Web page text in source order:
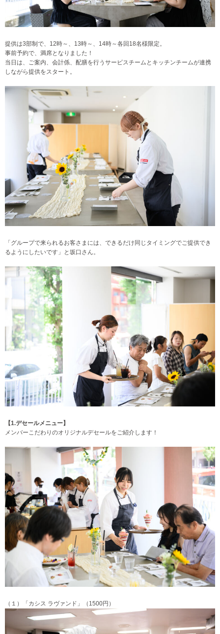
提供は3部制で、12時～、13時～、14時～各回18名様限定。
事前予約で、満席となりました！
当日は、ご案内、会計係、配膳を行うサービスチームとキッチンチームが連携
しながら提供をスタート。
「グループで来られるお客さまには、できるだけ同じタイミングでご提供でき
るようにしたいです」と坂口さん。
【1.デセールメニュー】
メンバーこだわりのオリジナルデセールをご紹介します！
（１）「カシス ラヴァンド」（1500円）